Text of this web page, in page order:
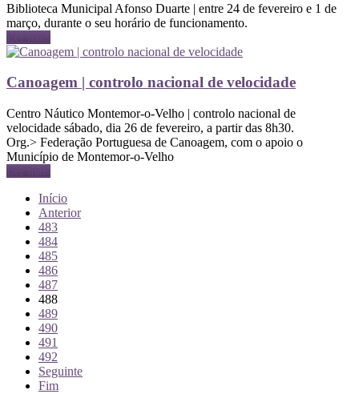
Biblioteca Municipal Afonso Duarte | entre 24 de fevereiro e 1 de
março, durante o seu horário de funcionamento.
Ler mais
Canoagem | controlo nacional de velocidade
Centro Náutico Montemor-o-Velho | controlo nacional de
velocidade sábado, dia 26 de fevereiro, a partir das 8h30.
Org.> Federação Portuguesa de Canoagem, com o apoio o
Município de Montemor-o-Velho
Ler mais
Início
Anterior
483
484
485
486
487
488
489
490
491
492
Seguinte
Fim